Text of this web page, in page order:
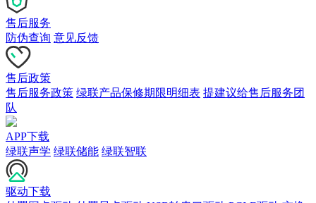
售后服务
防伪查询 意见反馈
售后政策
售后服务政策 绿联产品保修期限明细表 提建议给售后服务团
队
APP下载
绿联声学 绿联储能 绿联智联
驱动下载